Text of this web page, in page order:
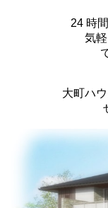
24 時
気
大町ハ